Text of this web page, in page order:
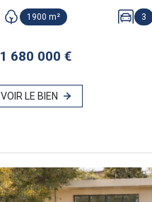
1900 m² 3
1 680 000 €
VOIR LE BIEN